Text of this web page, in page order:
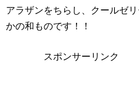
アラザンをちらし、クールゼ
かの和ものです！！
スポンサーリンク